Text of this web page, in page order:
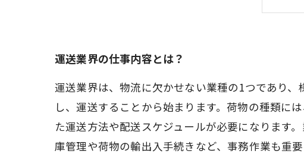
運送業界の仕事内容とは？
運送業界は、物流に欠かせない業種の1つであり
し、運送することから始まります。荷物の種類に
た運送方法や配送スケジュールが必要になります
庫管理や荷物の輸出入手続きなど、事務作業も重